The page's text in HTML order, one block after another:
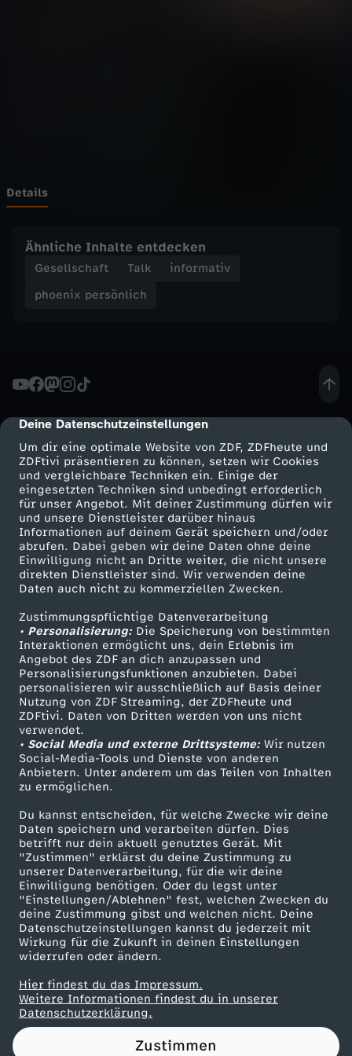
cmp-dialog-description
Deine Datenschutzeinstellungen
Um dir eine optimale Website von ZDF, ZDFheute und
ZDFtivi präsentieren zu können, setzen wir Cookies
und vergleichbare Techniken ein. Einige der
eingesetzten Techniken sind unbedingt erforderlich
für unser Angebot. Mit deiner Zustimmung dürfen wir
und unsere Dienstleister darüber hinaus
Informationen auf deinem Gerät speichern und/oder
abrufen. Dabei geben wir deine Daten ohne deine
Einwilligung nicht an Dritte weiter, die nicht unsere
direkten Dienstleister sind. Wir verwenden deine
Daten auch nicht zu kommerziellen Zwecken.
Zustimmungspflichtige Datenverarbeitung
• Personalisierung:Die Speicherung von bestimmten
Interaktionen ermöglicht uns, dein Erlebnis im
Angebot des ZDF an dich anzupassen und
Personalisierungsfunktionen anzubieten. Dabei
personalisieren wir ausschließlich auf Basis deiner
Nutzung von ZDF Streaming, der ZDFheute und
ZDFtivi. Daten von Dritten werden von uns nicht
verwendet.
• Social Media und externe Drittsysteme:Wir nutzen
Social-Media-Tools und Dienste von anderen
Anbietern. Unter anderem um das Teilen von Inhalten
zu ermöglichen.
Du kannst entscheiden, für welche Zwecke wir deine
Daten speichern und verarbeiten dürfen. Dies
betrifft nur dein aktuell genutztes Gerät. Mit
"Zustimmen" erklärst du deine Zustimmung zu
unserer Datenverarbeitung, für die wir deine
Einwilligung benötigen. Oder du legst unter
"Einstellungen/Ablehnen" fest, welchen Zwecken du
deine Zustimmung gibst und welchen nicht. Deine
Datenschutzeinstellungen kannst du jederzeit mit
Wirkung für die Zukunft in deinen Einstellungen
widerrufen oder ändern.
Hier findest du das Impressum.
Weitere Informationen findest du in unserer
Datenschutzerklärung.
Zustimmen
n
i
-
F
r
a
n
z
M
ü
n
t
e
f
e
r
i
n
g
z
Details
Ähnliche Inhalte entdecken
Gesellschaft Talk
informativ
phoenix persönlich
Mehr ZDF
ZDF-Apps
Smart TV
ZDFtext
Livestreams
Sendungen A-Z
TV-Programm
Service
ZDFmitreden
Kontakt zum ZDF
Tickets
Zuschauerservice
Hilfe
ZDF Unternehmen
Karriere
ZDF goes Schule
Werbefernsehen
Mainzelmännchen
Partner